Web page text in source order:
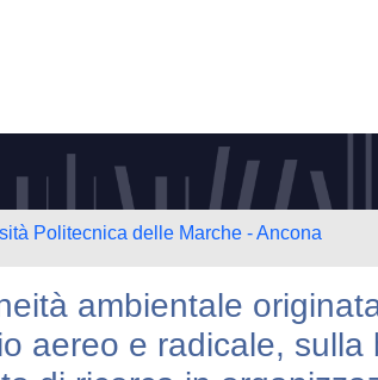
Politecnica delle Marche - Ancona
ambientale
aereo e radicale, sulla